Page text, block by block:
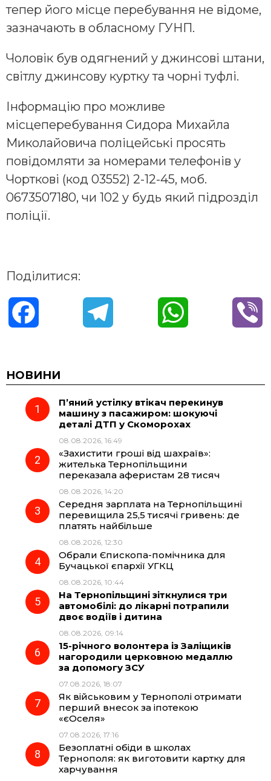
тепер його місце перебування не відоме,
зазначають в обласному ГУНП.
Чоловік був одягнений у джинсові штани,
світлу джинсову куртку та чорні туфлі.
Інформацію про можливе
місцеперебування Сидора Михайла
Миколайовича поліцейські просять
повідомляти за номерами телефонів у
Чорткові (код 03552) 2-12-45, моб.
0673507180, чи 102 у будь який підрозділ
поліції.
Поділитися:
c
e
o
k
e
g
r
a
m
t
НОВИНИ
П’яний устілку втікач перекинув
машину з пасажиром: шокуючі
деталі ДТП у Скоморохах
08.08.2026, 16:49
«Захистити гроші від шахраїв»:
жителька Тернопільщини
переказала аферистам 28 тисяч
08.08.2026, 14:20
Середня зарплата на Тернопільщині
перевищила 25,5 тисячі гривень: де
платять найбільше
08.08.2026, 12:30
Обрали Єпископа-помічника для
Бучацької єпархії УГКЦ
08.08.2026, 10:44
На Тернопільщині зіткнулися три
автомобілі: до лікарні потрапили
двоє водіїв і дитина
08.08.2026, 09:14
15-річного волонтера із Заліщиків
нагородили церковною медаллю
за допомогу ЗСУ
07.08.2026, 18:07
Як військовим у Тернополі отримати
перший внесок за іпотекою
«єОселя»
07.08.2026, 17:16
Безоплатні обіди в школах
Тернополя: як виготовити картку для
харчування